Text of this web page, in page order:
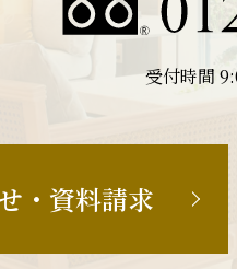
受付時間
・資料請求